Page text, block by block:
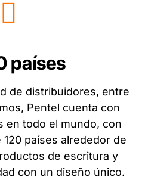
países
de distribuidores, entre
Pentel cuenta con
en todo el mundo, con
países alrededor de
de escritura y
con un diseño único.